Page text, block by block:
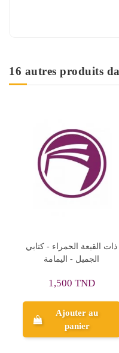
16 autres produits
ذات
les Amis De
frédéric
9,700